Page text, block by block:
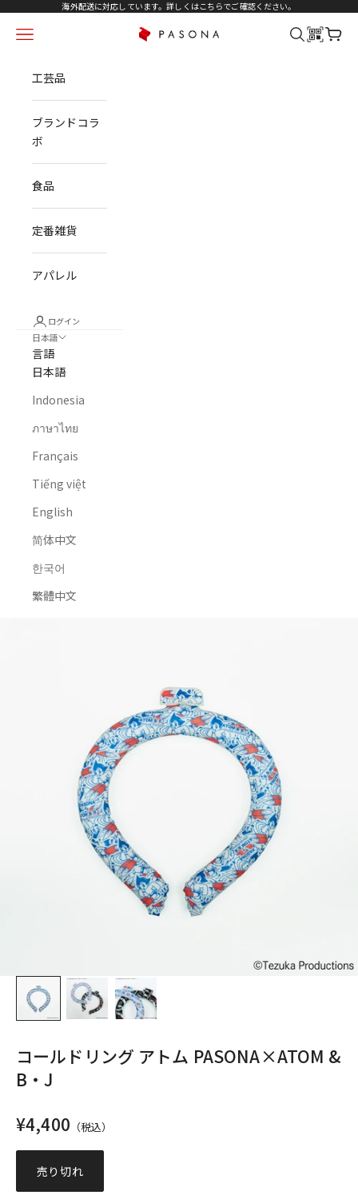
コンテンツへスキップ海外配送に対応しています。詳しくはこちらでご確認ください。
PASONA NATUREVERSE
メニュー 検索 カート
工芸品
ブランドコラ
ボ
食品
定番雑貨
アパレル
ログイン
日本語
言語
日本語
Indonesia
ภาษาไทย
Français
Tiếng việt
English
简体中文
한국어
繁體中文
コールドリング アトム PASONA×ATOM &
B・J
セール価格
¥4,400 （税込）
売り切れ